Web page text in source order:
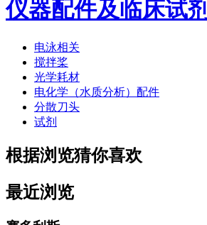
仪器配件及临床试剂
电泳相关
搅拌桨
光学耗材
电化学（水质分析）配件
分散刀头
试剂
根据浏览猜你喜欢
最近浏览